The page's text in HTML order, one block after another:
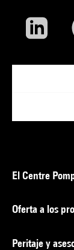
El Centre
Oferta a los
Peritaje y